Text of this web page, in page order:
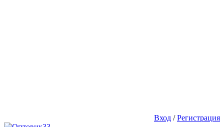
Вход /Регистрация